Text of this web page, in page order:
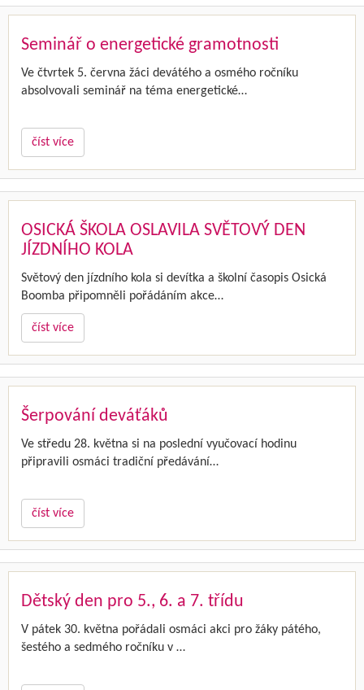
Seminář o energetické gramotnosti
Ve čtvrtek 5. června žáci devátého a osmého ročníku
absolvovali seminář na téma energetické…
číst více
OSICKÁ ŠKOLA OSLAVILA SVĚTOVÝ DEN
JÍZDNÍHO KOLA
Světový den jízdního kola si devítka a školní časopis Osická
Boomba připomněli pořádáním akce…
číst více
Šerpování deváťáků
Ve středu 28. května si na poslední vyučovací hodinu
připravili osmáci tradiční předávání…
číst více
Dětský den pro 5., 6. a 7. třídu
V pátek 30. května pořádali osmáci akci pro žáky pátého,
šestého a sedmého ročníku v …